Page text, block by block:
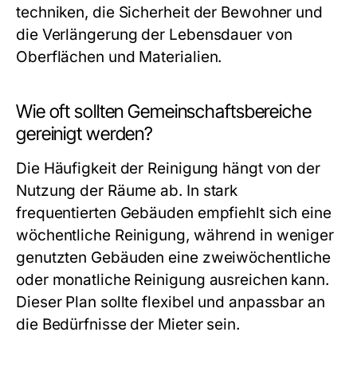
techniken, die Sicherheit der Bewohner und
die Verlängerung der Lebensdauer von
Oberflächen und Materialien.
Wie oft sollten Gemeinschaftsbereiche
gereinigt werden?
Die Häufigkeit der Reinigung hängt von der
Nutzung der Räume ab. In stark
frequentierten Gebäuden empfiehlt sich eine
wöchentliche Reinigung, während in weniger
genutzten Gebäuden eine zweiwöchentliche
oder monatliche Reinigung ausreichen kann.
Dieser Plan sollte flexibel und anpassbar an
die Bedürfnisse der Mieter sein.